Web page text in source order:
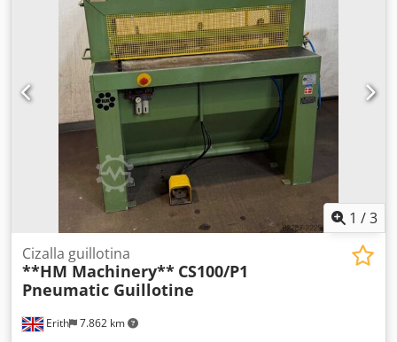
1 /3
Erith 7.862 km
Cizalla guillotina
**HM Machinery** CS100/P1
Pneumatic Guillotine